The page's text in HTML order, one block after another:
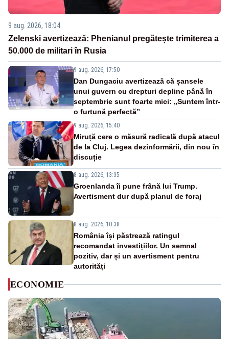
9 aug. 2026, 18:04
Zelenski avertizează: Phenianul pregătește trimiterea a
50.000 de militari în Rusia
9 aug. 2026, 17:50
Dan Dungaciu avertizează că șansele
unui guvern cu drepturi depline până în
septembrie sunt foarte mici: „Suntem într-
o furtună perfectă”
9 aug. 2026, 15:40
Miruță cere o măsură radicală după atacul
de la Cluj. Legea dezinformării, din nou în
discuție
8 aug. 2026, 13:35
Groenlanda îi pune frână lui Trump.
Avertisment dur după planul de foraj
8 aug. 2026, 10:38
România își păstrează ratingul
recomandat investițiilor. Un semnal
pozitiv, dar și un avertisment pentru
autorități
ECONOMIE